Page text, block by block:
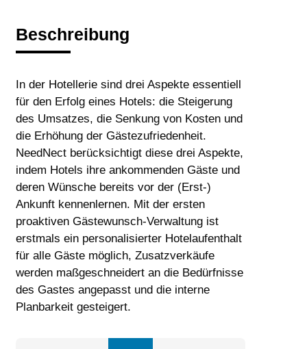
Beschreibung
In der Hotellerie sind drei Aspekte essentiell
für den Erfolg eines Hotels: die Steigerung
des Umsatzes, die Senkung von Kosten und
die Erhöhung der Gästezufriedenheit.
NeedNect berücksichtigt diese drei Aspekte,
indem Hotels ihre ankommenden Gäste und
deren Wünsche bereits vor der (Erst-)
Ankunft kennenlernen. Mit der ersten
proaktiven Gästewunsch-Verwaltung ist
erstmals ein personalisierter Hotelaufenthalt
für alle Gäste möglich, Zusatzverkäufe
werden maßgeschneidert an die Bedürfnisse
des Gastes angepasst und die interne
Planbarkeit gesteigert.